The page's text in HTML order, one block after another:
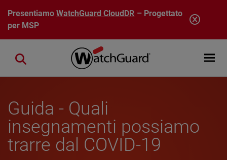
Salta al contenuto principale
PresentiamoWatchGuard CloudDR – Progettato
per MSP
Open
Close search
Guida - Quali
insegnamenti possiamo
trarre dal COVID-19